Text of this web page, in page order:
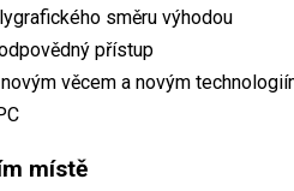
směru výhodou
přístup
věcem a novým
místě